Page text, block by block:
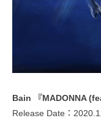
Bain 『MADONNA
Release Date：